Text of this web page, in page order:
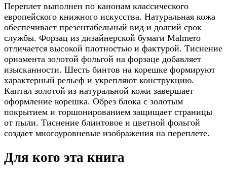
Переплет выполнен по канонам классического
европейского книжного искусства. Натуральная кожа
обеспечивает презентабельный вид и долгий срок
службы. Форзац из дизайнерской бумаги Malmero
отличается высокой плотностью и фактурой. Тиснение
орнамента золотой фольгой на форзаце добавляет
изысканности. Шесть бинтов на корешке формируют
характерный рельеф и укрепляют конструкцию.
Каптал золотой из натуральной кожи завершает
оформление корешка. Обрез блока с золотым
покрытием и торшонированием защищает страницы
от пыли. Тиснение блинтовое и цветной фольгой
создает многоуровневые изображения на переплете.
Для кого эта книга